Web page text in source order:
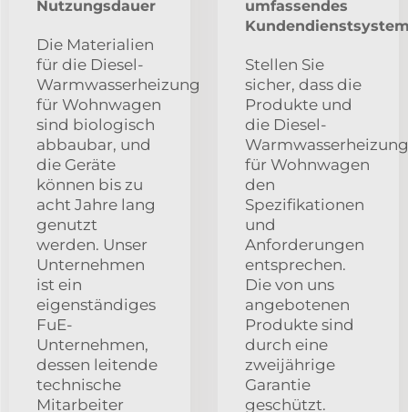
Nutzungsdauer
Die Materialien
für die Diesel-
Warmwasserheizung
für Wohnwagen
sind biologisch
abbaubar, und
die Geräte
können bis zu
acht Jahre lang
genutzt
werden. Unser
Unternehmen
ist ein
eigenständiges
FuE-
Unternehmen,
dessen leitende
technische
Mitarbeiter
umfassendes
Stellen Sie
sicher, dass die
Produkte und
die Diesel-
Warmwasserheizung
für Wohnwagen
den
Spezifikationen
und
Anforderungen
entsprechen.
Die von uns
angebotenen
Produkte sind
durch eine
zweijährige
Garantie
geschützt.